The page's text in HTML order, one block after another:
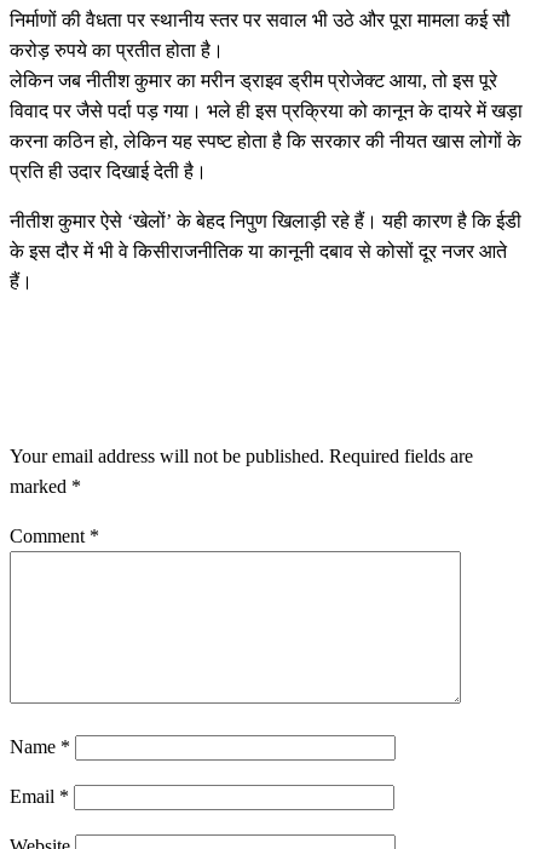
निर्माणों की वैधता पर स्थानीय स्तर पर सवाल भी उठे और पूरा मामला कई सौ
करोड़ रुपये का प्रतीत होता है।
लेकिन जब नीतीश कुमार का मरीन ड्राइव ड्रीम प्रोजेक्ट आया, तो इस पूरे
विवाद पर जैसे पर्दा पड़ गया। भले ही इस प्रक्रिया को कानून के दायरे में खड़ा
करना कठिन हो, लेकिन यह स्पष्ट होता है कि सरकार की नीयत खास लोगों के
प्रति ही उदार दिखाई देती है।
नीतीश कुमार ऐसे ‘खेलों’ के बेहद निपुण खिलाड़ी रहे हैं। यही कारण है कि ईडी
के इस दौर में भी वे किसीराजनीतिक या कानूनी दबाव से कोसों दूर नजर आते
हैं।
Your email address will not be published. Required fields are
marked *
Comment *
Name *
Email *